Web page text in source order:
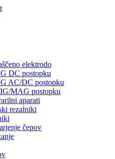
elektrodo
DC postopku
AC/DC postopku
MAG postopku
aparati
rezalniki
čepov